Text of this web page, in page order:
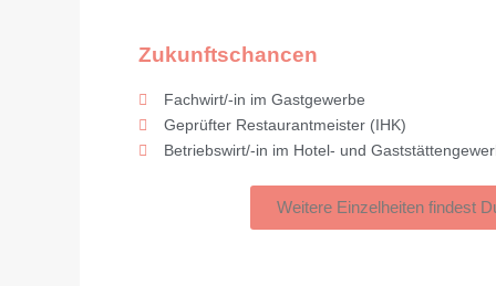
Zukunftschancen
Fachwirt/-in im Gastgewerbe
Geprüfter Restaurantmeister (IHK)
Betriebswirt/-in im Hotel- und
Weitere Einzelheiten findest